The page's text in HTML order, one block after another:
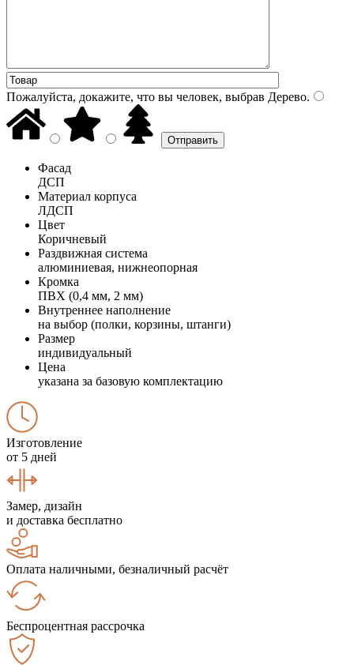
Пожалуйста, докажите, что вы человек, выбрав Дерево.
Фасад
ДСП
Материал корпуса
ЛДСП
Цвет
Коричневый
Раздвижная система
алюминиевая, нижнеопорная
Кромка
ПВХ (0,4 мм, 2 мм)
Внутреннее наполнение
на выбор (полки, корзины, штанги)
Размер
индивидуальный
Цена
указана за базовую комплектацию
Изготовление
от 5 дней
Замер, дизайн
и доставка бесплатно
Оплата наличными, безналичный расчёт
Беспроцентная рассрочка